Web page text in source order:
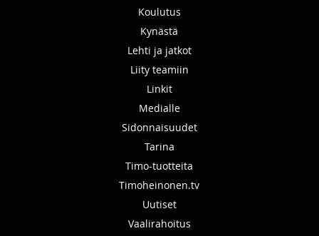
Koulutus
Kynästä
Lehti ja jatkot
Liity teamiin
Linkit
Medialle
Sidonnaisuudet
Tarina
Timo-tuotteita
Timoheinonen.tv
Uutiset
Vaalirahoitus